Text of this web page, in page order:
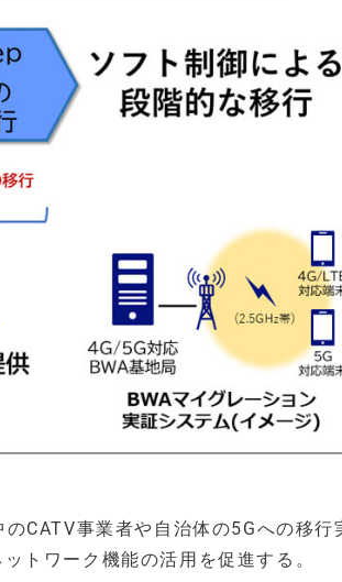
CATV事業者や自治体の5Gへの移行
トワーク機能の活用を促進する。